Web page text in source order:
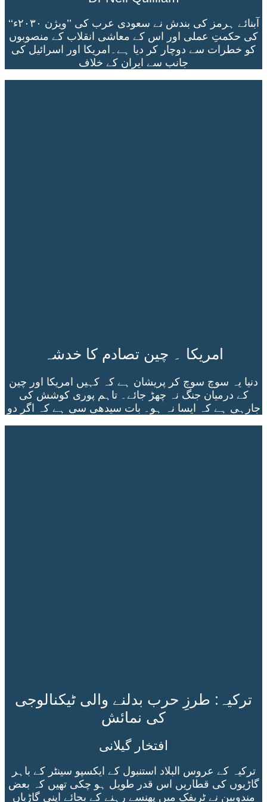
آبنائے ہرمز کی بندش نے سعودی عرب کی ’’ویژن ۲۰۳۰ء‘‘
کی حکمتِ عملی اور اس کے معاشی انقلاب کے منصوبوں
کو خطرات سے دوچار کر دیا ہے۔امریکا اور اسرائیل کی
جانب سے ایران کے خلاف
امریکا ۔ چین تصادم کا خدشہ
دنیا یہ سوچ سوچ کر پریشان ہے کہ کہیں امریکا اور چین
کے درمیان جنگ نہ چھڑ جائے۔ تاہم پوری کوشش کی
جارہی ہے کہ ایسا نہ ہو۔ بات سیدھی سی ہے کہ اگر دو
ترکیہ: طرزِ حرب بدلنے والی ٹیکنالوجی
کی نمائش
افتخار گیلانی
ترکیہ کے عروس البلاد استنبول کے ایکسپو سینٹر کے باہر
گاڑیوں کی قطاریں اس قدر طویل ہو چکی تھیں کہ بعض
مندوبین نے ٹریفک میں پھنسے رہنے کے بجائے اپنی گاڑیاں